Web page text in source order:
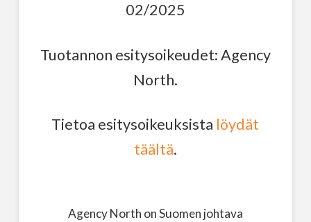
02/2025
Tuotannon esitysoikeudet: Agency
North.
Tietoa esitysoikeuksista löydät
täältä.
Agency North on Suomen johtava